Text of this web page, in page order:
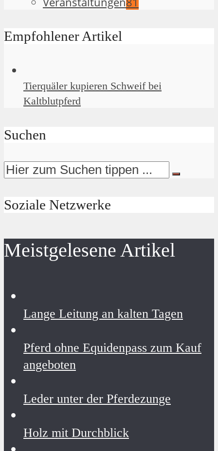
Empfohlener Artikel
Tierquäler kupieren Schweif bei
Kaltblutpferd
Suchen
Soziale Netzwerke
Meistgelesene Artikel
Lange Leitung an kalten Tagen
Pferd ohne Equidenpass zum Kauf
angeboten
Leder unter der Pferdezunge
Holz mit Durchblick